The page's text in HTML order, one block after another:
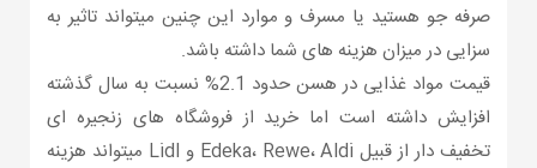
صرفه جو هستید یا مسرف و موارد این چنین میتواند تاثیر به
سزایی در میزان هزینه های شما داشته باشد.
قیمت مواد غذایی در هسن حدود 2.1% نسبت به سال گذشته
افزایش داشته است اما خرید از فروشگاه های زنجیره ای
تخفیف دار از قبیل Edeka، Rewe، Aldi و Lidl میتواند هزینه